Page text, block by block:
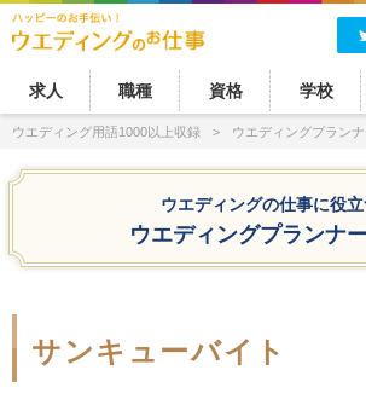
求人 職種 資格 学校
ウエディング用語1000以上収録 ウエディングプラン
ウエディングの仕事に役
ウエディングプランナ
サンキューバイト